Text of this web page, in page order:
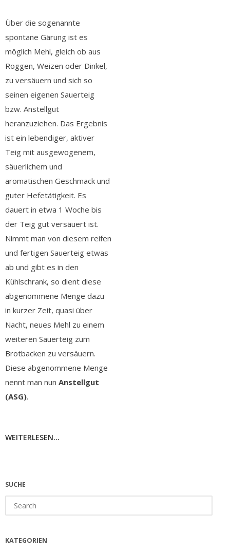
Über die sogenannte
spontane Gärung ist es
möglich Mehl, gleich ob aus
Roggen, Weizen oder Dinkel,
zu versäuern und sich so
seinen eigenen Sauerteig
bzw. Anstellgut
heranzuziehen. Das Ergebnis
ist ein lebendiger, aktiver
Teig mit ausgewogenem,
säuerlichem und
aromatischen Geschmack und
guter Hefetätigkeit. Es
dauert in etwa 1 Woche bis
der Teig gut versäuert ist.
Nimmt man von diesem reifen
und fertigen Sauerteig etwas
ab und gibt es in den
Kühlschrank, so dient diese
abgenommene Menge dazu
in kurzer Zeit, quasi über
Nacht, neues Mehl zu einem
weiteren Sauerteig zum
Brotbacken zu versäuern.
Diese abgenommene Menge
nennt man nun Anstellgut
(ASG).
WEITERLESEN...
SUCHE
for:
KATEGORIEN